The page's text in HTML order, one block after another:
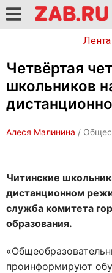
Лента
Четвёртая
школьников
дистанционно
Алеся Малинина /
Читинские
дистанционном
служба комитета
образования.
проинформируют